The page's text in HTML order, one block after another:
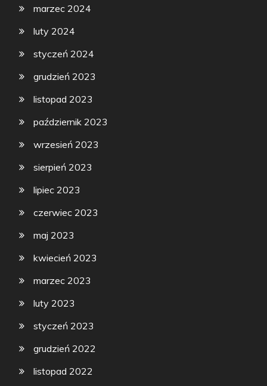
marzec 2024
luty 2024
styczeń 2024
grudzień 2023
listopad 2023
październik 2023
wrzesień 2023
sierpień 2023
lipiec 2023
czerwiec 2023
maj 2023
kwiecień 2023
marzec 2023
luty 2023
styczeń 2023
grudzień 2022
listopad 2022